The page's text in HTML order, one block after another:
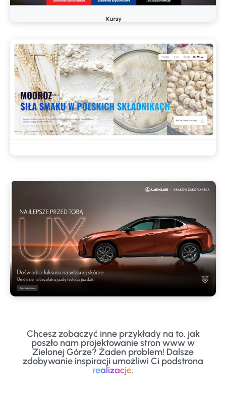
mooroz.com
Mooroz
ilexus.pl
Lexus Landing Page
Chcesz zobaczyć inne przykłady na to, jak
poszło nam projektowanie stron www w
Zielonej Górze? Żaden problem! Dalsze
zdobywanie inspiracji umożliwi Ci podstrona
realizacje.